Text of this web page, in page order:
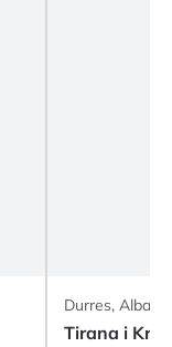
Durres, Albania
Tirana i